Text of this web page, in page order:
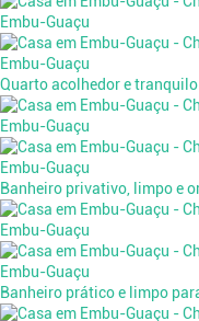
Quarto acolhedor e
Banheiro privativo, limpo e
Banheiro prático e limpo